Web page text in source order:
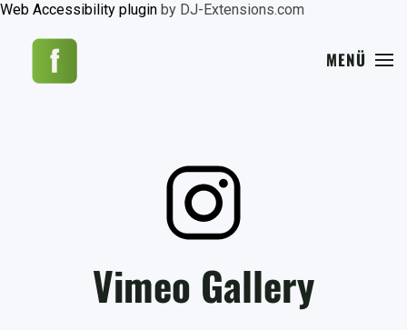
Web Accessibility plugin by DJ-Extensions.com
MENÜ
Vimeo Gallery